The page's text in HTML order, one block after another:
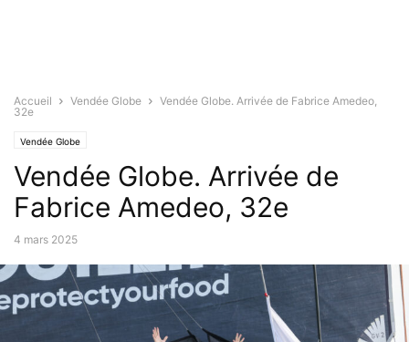
Accueil Vendée Globe
Vendée Globe. Arrivée de Fabrice Amedeo,
32e
Vendée Globe
Vendée Globe. Arrivée de
Fabrice Amedeo, 32e
4 mars 2025